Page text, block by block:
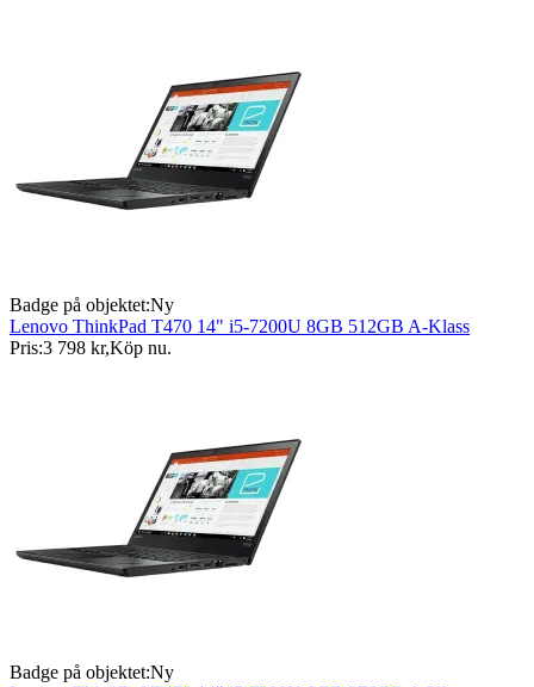
Badge på objektet:Ny
Lenovo ThinkPad T470 14" i5-7200U 8GB 512GB A-Klass
Pris:3 798 kr,Köp nu.
Badge på objektet:Ny